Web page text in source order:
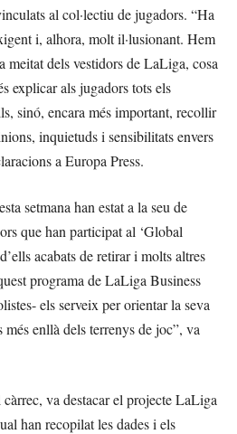
al col·lectiu de jugadors. “Ha
i, alhora, molt il·lusionant. Hem
meitat dels vestidors de LaLiga, cosa
explicar als jugadors tots els
sinó, encara més important, recollir
inquietuds i sensibilitats envers
a Europa Press.
setmana han estat a la seu de
que han participat al ‘Global
acabats de retirar i molts altres
programa de LaLiga Business
els serveix per orientar la seva
més enllà dels terrenys de joc”, va
va destacar el projecte LaLiga
han recopilat les dades i els